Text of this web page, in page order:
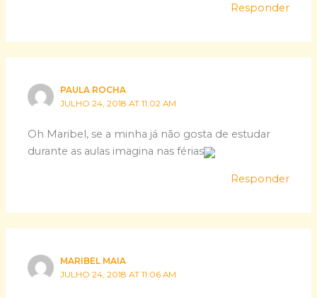
Responder
PAULA ROCHA
JULHO 24, 2018 AT 11:02 AM
Oh Maribel, se a minha já não gosta de estudar
durante as aulas imagina nas férias
Responder
MARIBEL MAIA
JULHO 24, 2018 AT 11:06 AM